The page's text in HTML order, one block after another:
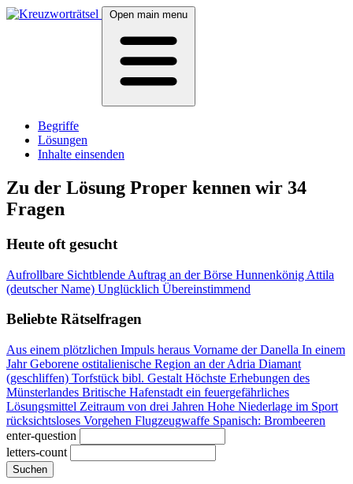
Open main menu
Begriffe
Lösungen
Inhalte einsenden
Zu der Lösung Proper kennen wir 34
Fragen
Heute oft gesucht
Aufrollbare Sichtblende Auftrag an der Börse Hunnenkönig Attila
(deutscher Name) Unglücklich Übereinstimmend
Beliebte Rätselfragen
Aus einem plötzlichen Impuls heraus Vorname der Danella In einem
Jahr Geborene ostitalienische Region an der Adria Diamant
(geschliffen) Torfstück bibl. Gestalt Höchste Erhebungen des
Münsterlandes Britische Hafenstadt ein feuergefährliches
Lösungsmittel Zeitraum von drei Jahren Hohe Niederlage im Sport
rücksichtsloses Vorgehen Flugzeugwaffe Spanisch: Brombeeren
enter-question
letters-count
Suchen